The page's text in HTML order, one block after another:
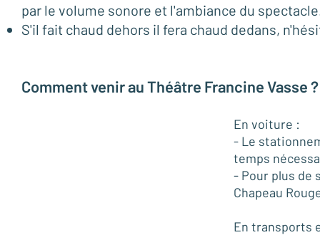
par le volume sonore et l'ambiance du
S'il fait chaud dehors il fera chaud dedans,
Comment venir au Théâtre Francine Vasse ?
En voiture :
- Le
temps
- Pour plus de
Chapeau
En transports